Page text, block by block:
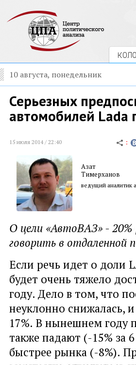
10 августа, понедельник
Серьезных
автомобилей Lada
15 июля 2014 / 22:40
Азат
Тимерханов
ведущий аналитик
О цели «АвтоВАЗ» - 20%
говорить в отдаленной
Если речь идет о доли
будет очень тяжело
году. Дело в том, что
неуклонно снижалась,
17%. В нынешнем году
также падают (-15% за
быстрее рынка (-8%).